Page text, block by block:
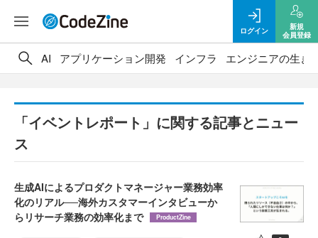
ログイン
新規
会員登録
AI アプリケーション開発 インフラ エンジニアの生き
「イベントレポート」に関する記事とニュー
ス
生成AIによるプロダクトマネージャー業務効率
化のリアル──海外カスタマーインタビューか
らリサーチ業務の効率化まで
ProductZine